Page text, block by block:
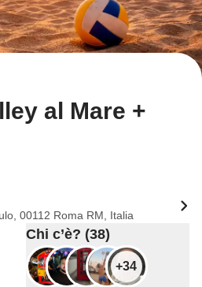
al Mare +
00112 Roma RM, Italia
Chi c’è? (38)
+34